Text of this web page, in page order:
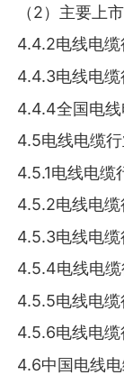
（2）主要上
4.4.2电线电
4.4.3电线电
4.4.4全国电
4.5电线电缆
4.5.1电线电缆
4.5.2电线电
4.5.3电线电
4.5.4电线电
4.5.5电线电
4.5.6电线电
4.6中国电线